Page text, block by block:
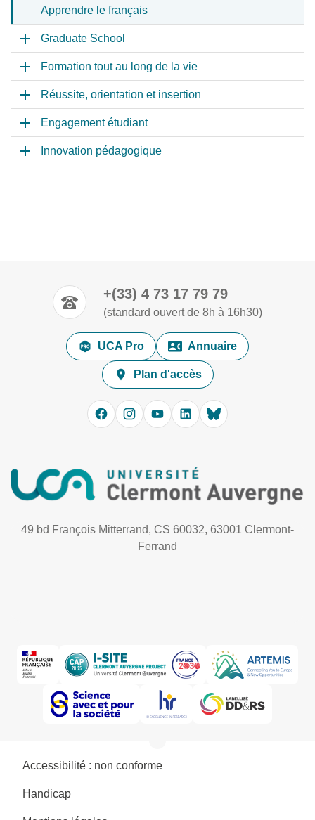
Apprendre le français
Graduate School
Formation tout au long de la vie
Réussite, orientation et insertion
Engagement étudiant
Innovation pédagogique
+(33) 4 73 17 79 79
(standard ouvert de 8h à 16h30)
UCA Pro Annuaire
Plan d'accès
49 bd François Mitterrand, CS 60032, 63001 Clermont-
Ferrand
Accessibilité : non conforme
Handicap